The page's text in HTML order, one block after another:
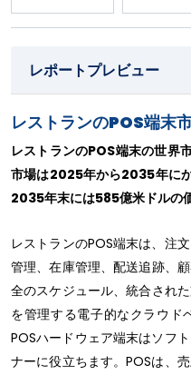
レポートプレビュー
レストランのPOS端末
レストランのPOS端末の世
市場は2025年から2035年にか
2035年末には585億米ドルの
レストランのPOS端末は、注
管理、在庫管理、配送追跡、
全のスケジュール、統合され
を管理する電子的なクラウド
POSハードウェア端末はソフ
ナーに役立ちます。POSは、